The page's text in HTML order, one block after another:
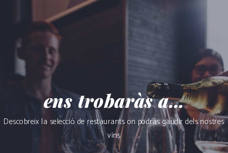
ens trobaràs a…
Descobreix la selecció de restaurants on podràs gaudir dels nostres
vins